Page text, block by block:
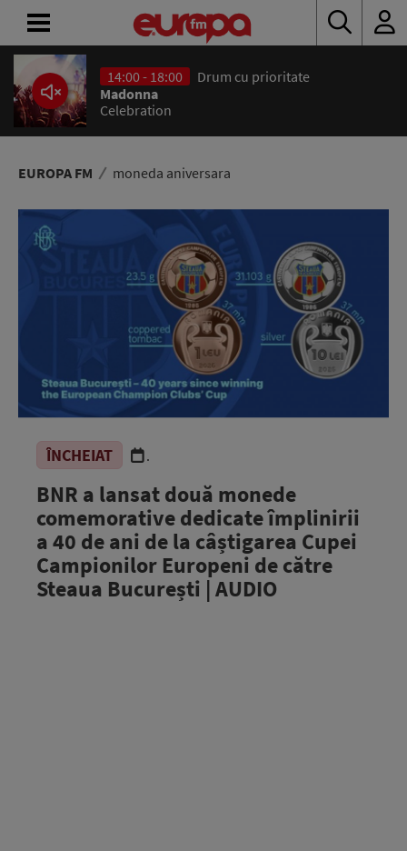
14:00 - 18:00
Drum cu prioritate
Madonna
Celebration
EUROPA FM moneda aniversara
ÎNCHEIAT .
BNR a lansat două monede
comemorative dedicate împlinirii
a 40 de ani de la câștigarea Cupei
Campionilor Europeni de către
Steaua București | AUDIO
ACASĂ
ȘTIRI
RADIO
CONCURSURI